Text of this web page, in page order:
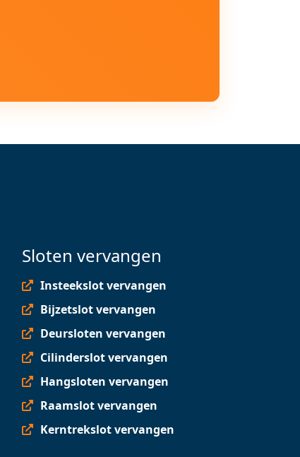
Sloten vervangen
Insteekslot vervangen
Bijzetslot vervangen
Deursloten vervangen
Cilinderslot vervangen
Hangsloten vervangen
Raamslot vervangen
Kerntrekslot vervangen